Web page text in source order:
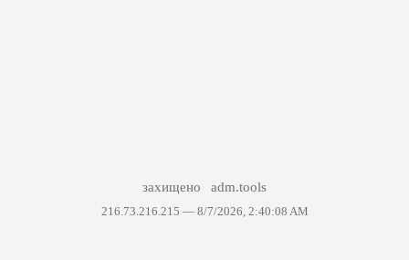
захищено adm.tools
216.73.216.215 — 8/7/2026, 2:40:08 AM